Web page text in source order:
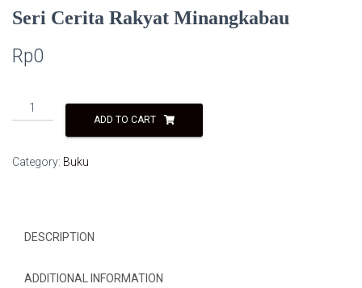
Seri Cerita Rakyat Minangkabau
Rp0
Nagari
Tigo
Cerita
ADD TO CART
Category: Buku
DESCRIPTION
ADDITIONAL INFORMATION